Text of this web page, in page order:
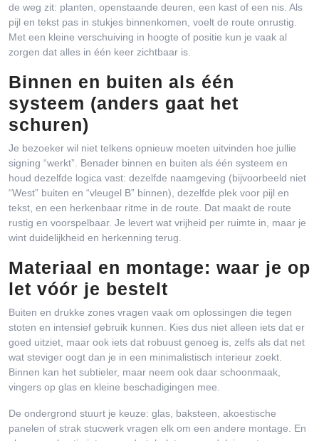
de weg zit: planten, openstaande deuren, een kast of een nis. Als
pijl en tekst pas in stukjes binnenkomen, voelt de route onrustig.
Met een kleine verschuiving in hoogte of positie kun je vaak al
zorgen dat alles in één keer zichtbaar is.
Binnen en buiten als één
systeem (anders gaat het
schuren)
Je bezoeker wil niet telkens opnieuw moeten uitvinden hoe jullie
signing “werkt”. Benader binnen en buiten als één systeem en
houd dezelfde logica vast: dezelfde naamgeving (bijvoorbeeld niet
“West” buiten en “vleugel B” binnen), dezelfde plek voor pijl en
tekst, en een herkenbaar ritme in de route. Dat maakt de route
rustig en voorspelbaar. Je levert wat vrijheid per ruimte in, maar je
wint duidelijkheid en herkenning terug.
Materiaal en montage: waar je op
let vóór je bestelt
Buiten en drukke zones vragen vaak om oplossingen die tegen
stoten en intensief gebruik kunnen. Kies dus niet alleen iets dat er
goed uitziet, maar ook iets dat robuust genoeg is, zelfs als dat net
wat steviger oogt dan je in een minimalistisch interieur zoekt.
Binnen kan het subtieler, maar neem ook daar schoonmaak,
vingers op glas en kleine beschadigingen mee.
De ondergrond stuurt je keuze: glas, baksteen, akoestische
panelen of strak stucwerk vragen elk om een andere montage. En